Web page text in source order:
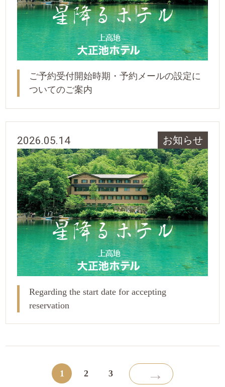
ご予約受付開始時期・予約メールの設定に
ついてのご案内
2026.05.14 お知らせ
Regarding the start date for accepting
reservation
1 2 3 →